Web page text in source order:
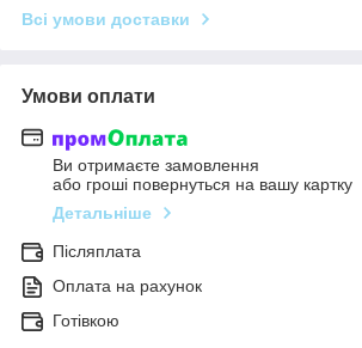
Всі умови доставки
Умови оплати
Ви отримаєте замовлення
або гроші повернуться на вашу картку
Детальніше
Післяплата
Оплата на рахунок
Готівкою